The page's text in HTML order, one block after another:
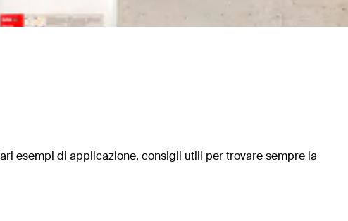
esempi di applicazione, consigli utili per trovare sempre la